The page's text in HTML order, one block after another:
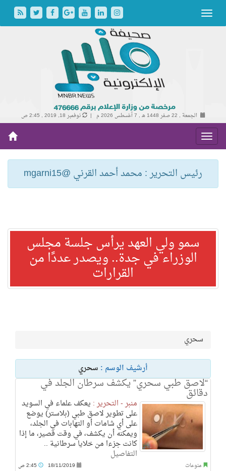
الجمعة , 22 صفر 1448 هـ , 7 أغسطس 2026 م | نوفمبر 18, 2019 , 2:45 ص
رئيس التحرير : محمد أحمد القرني @mgarni15
سمو ولي العهد يرأس جلسة مجلس
الوزراء في جدة.. ويصدر عددًا من
القرارات
سحري
أرشيف الوسم : سحري
“لاصق طبي سحري” يكشف سرطان الجلد في
دقائق
منبر - التحرير : يعكف علماء في السويد
على تطوير لاصق طبي (بلاستر) يوضع
على أي شامات أو التهابات في الجلد،
ويمكنه أن يكشف، في وقت قصير، ما إذا
كانت جزءا من خلايا سرطانية ..
التفاصيل
منوعات 18/11/2019